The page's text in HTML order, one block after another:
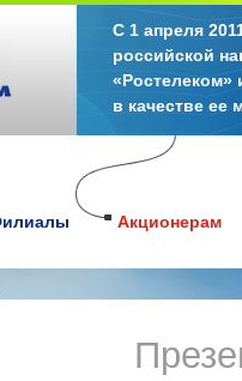
С 1 апреля
российской
«Ростелеком»
в качестве ее
Акционерам